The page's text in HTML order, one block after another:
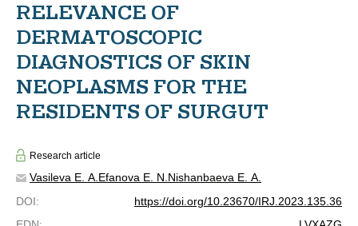
RELEVANCE OF
DERMATOSCOPIC
DIAGNOSTICS OF SKIN
NEOPLASMS FOR THE
RESIDENTS OF SURGUT
Research article
Vasileva E. A. Efanova E. N. Nishanbaeva E. A.
DOI:
https://doi.org/10.23670/IRJ.2023.135.36